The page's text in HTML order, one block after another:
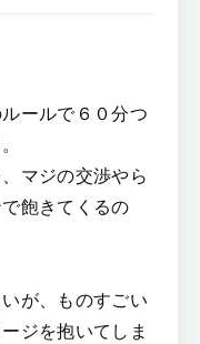
ールで６０分つ
マジの交渉やら
飽きてくるの
が、ものすごい
ジを抱いてしま